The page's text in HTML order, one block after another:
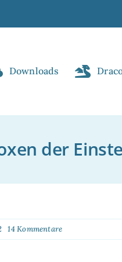
Downloads
der
14 Kommentareon
DORPCast